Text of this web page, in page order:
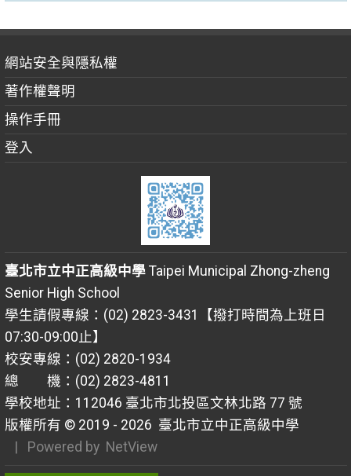
網站安全與隱私權
著作權聲明
操作手冊
登入
臺北市立中正高級中學Taipei Municipal Zhong-zheng
Senior High School
學生請假專線：(02) 2823-3431【撥打時間為上班日
07:30-09:00止】
校安專線：(02) 2820-1934
總 機：(02) 2823-4811
學校地址：112046 臺北市北投區文林北路 77 號
版權所有 © 2019 - 2026 臺北市立中正高級中學
| Powered by NetView